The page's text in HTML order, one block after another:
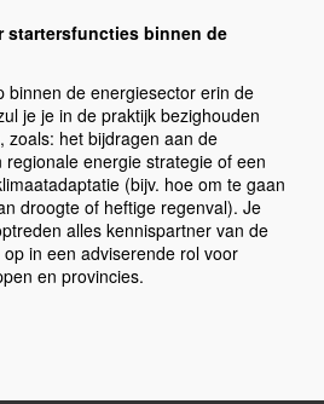
startersfuncties binnen de
binnen de energiesector erin de
je je in de praktijk bezighouden
zoals: het bijdragen aan de
energie strategie of een
(bijv. hoe om te gaan
droogte of heftige regenval). Je
alles kennispartner van de
in een adviserende rol voor
en provincies.